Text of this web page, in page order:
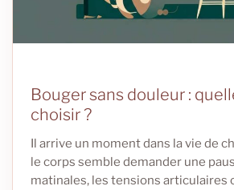
Bouger sans douleur :
choisir ?
Il arrive un moment dans la vie de
le corps semble demander une
matinales, les tensions articulaires